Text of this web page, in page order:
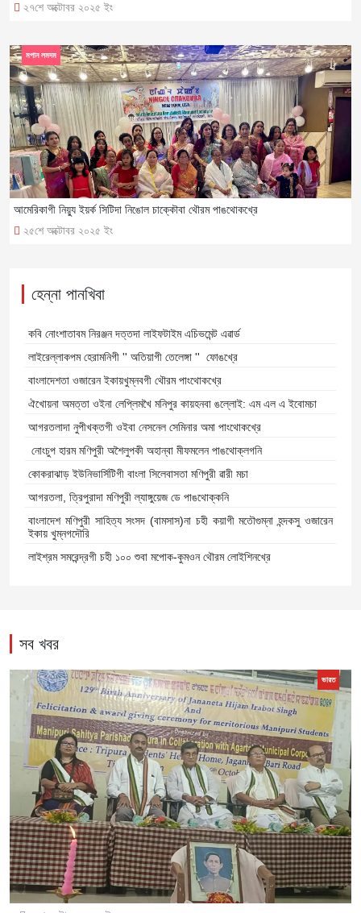
২৭শে অক্টোবর ২০২৫ ইং
আমেরিকাগী নিয়্যু ইয়র্ক সিটিদা নিঙোল চাক্কৌবা থৌরম পাঙথোকখ্রে
২৫শে অক্টোবর ২০২৫ ইং
মপান লমদম
হেন্না পানখিবা
কবি নোংশাতাবম নিরঞ্জন দত্তদা লাইফটাইম এচিভমেন্ট এৱার্ড
লাইরেল্লাকপম হেরামনিগী '' অতিয়াগী তেলেঙ্গা '' ফোঙখ্রে
বাংলাদেশতা ওজারেন ইকায়খুম্নবগী থৌরম পাংথোকখ্রে
ঐখোয়না অমত্তা ওইনা লেপ্লিমখৈ মনিপুর কায়হনবা ঙল্লোই: এম এল এ ইবোমচা
আগরতলাদা নুপীখক্তগী ওইবা নেসনেল সেমিনার অমা পাংথোকখ্রে
নোংচুপ হারম মণিপুরী অশৈলুপকী অহান্বা মীফমলেন পাঙথোক্লগনি
কোকরাঝাড় ইউনিভার্সিটিগী বাংলা সিলেবাসতা মণিপুরী ৱারী মচা
আগরতলা, ত্রিপুরাদা মণিপুরী ল্যাঙ্গুয়েজ ডে পাঙথোক্কনি
বাংলাদেশ মণিপুরী সাহিত্য সংসদ (বামসাস)না চহী কয়াগী মতৌগুম্না হন্দকসু ওজারেন
ইকায় খুম্নগদৌরি
লাইশ্রম সমরেন্দ্রগী চহী ১০০ শুবা মপোক-কুমওন থৌরম লোইশিনখ্রে
সব খবর
ভারত